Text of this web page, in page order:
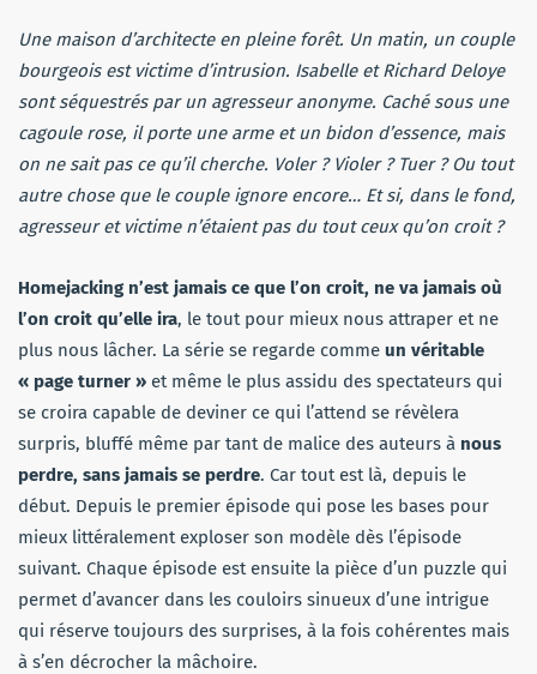
Une maison d’architecte en pleine forêt. Un matin, un couple
bourgeois est victime d’intrusion. Isabelle et Richard Deloye
sont séquestrés par un agresseur anonyme. Caché sous une
cagoule rose, il porte une arme et un bidon d’essence, mais
on ne sait pas ce qu’il cherche. Voler ? Violer ? Tuer ? Ou tout
autre chose que le couple ignore encore… Et si, dans le fond,
agresseur et victime n’étaient pas du tout ceux qu’on croit ?
Homejacking n’est jamais ce que l’on croit, ne va jamais où
l’on croit qu’elle ira, le tout pour mieux nous attraper et ne
plus nous lâcher. La série se regarde comme un véritable
« page turner » et même le plus assidu des spectateurs qui
se croira capable de deviner ce qui l’attend se révèlera
surpris, bluffé même par tant de malice des auteurs à nous
perdre, sans jamais se perdre. Car tout est là, depuis le
début. Depuis le premier épisode qui pose les bases pour
mieux littéralement exploser son modèle dès l’épisode
suivant. Chaque épisode est ensuite la pièce d’un puzzle qui
permet d’avancer dans les couloirs sinueux d’une intrigue
qui réserve toujours des surprises, à la fois cohérentes mais
à s’en décrocher la mâchoire.